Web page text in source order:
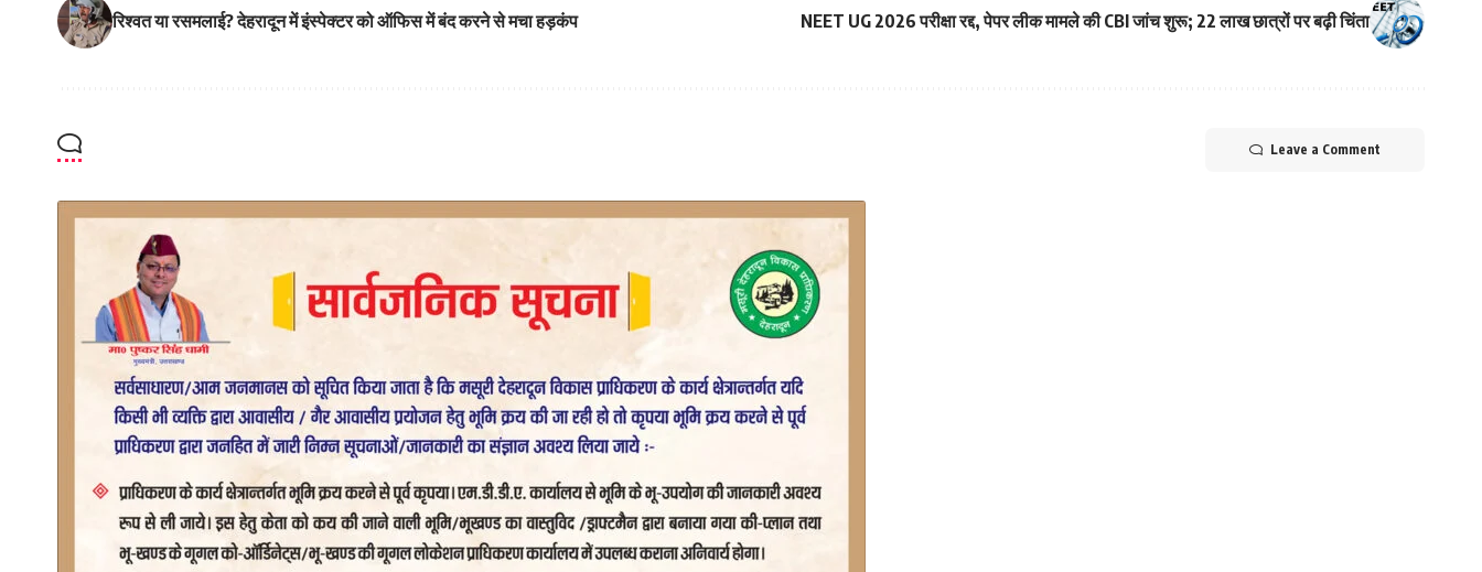
रिश्वत या रसमलाई? देहरादून में इंस्पेक्टर को ऑफिस में बंद करने से मचा हड़कंप NEET UG 2026 परीक्षा रद्द, पेपर लीक मामले की CBI जांच शुरू; 22 लाख छात्रों पर बढ़ी चिंता
Leave a Comment